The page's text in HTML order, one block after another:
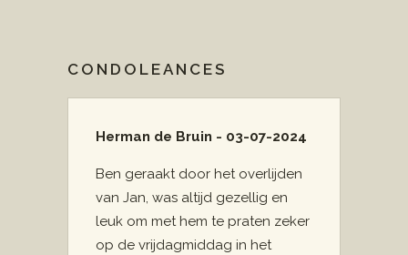
CONDOLEANCES
Herman de Bruin - 03-07-2024
Ben geraakt door het overlijden
van Jan, was altijd gezellig en
leuk om met hem te praten zeker
op de vrijdagmiddag in het